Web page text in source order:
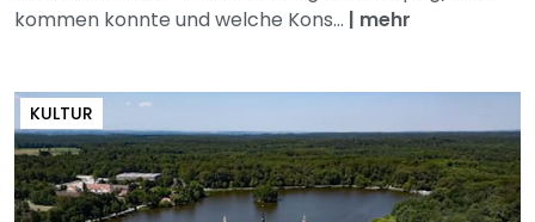
kommen konnte und welche Kons... | mehr
KULTUR